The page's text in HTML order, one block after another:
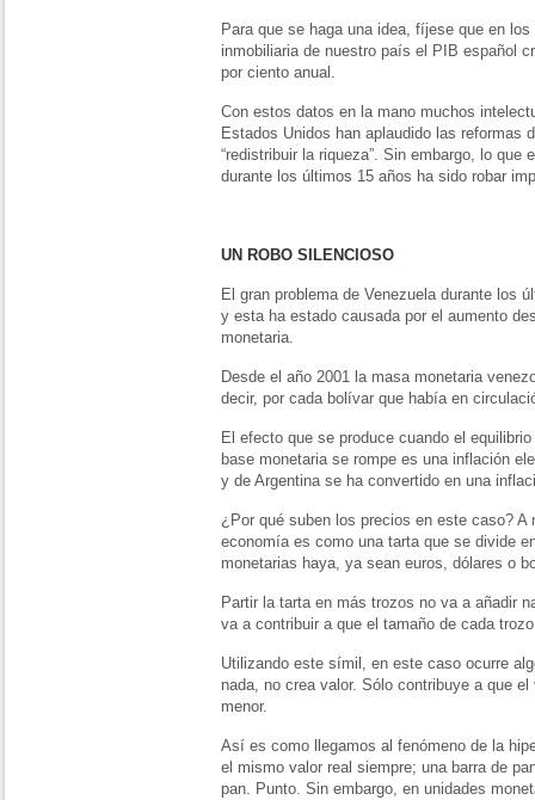
Para que se haga una idea, fíjese que en
inmobiliaria de nuestro país el PIB español
por ciento anual.
Con estos datos en la mano muchos
Estados Unidos han aplaudido las reformas
“redistribuir la riqueza”. Sin embargo, lo que
durante los últimos 15 años ha sido robar
UN ROBO SILENCIOSO
El gran problema de Venezuela durante los
y esta ha estado causada por el aumento
monetaria.
Desde el año 2001 la masa monetaria
decir, por cada bolívar que había en
El efecto que se produce cuando el
base monetaria se rompe es una inflación
y de Argentina se ha convertido en una
¿Por qué suben los precios en este caso? A
economía es como una tarta que se divide
monetarias haya, ya sean euros, dólares o
Partir la tarta en más trozos no va a añadir
va a contribuir a que el tamaño de cada
Utilizando este símil, en este caso ocurre
nada, no crea valor. Sólo contribuye a que
menor.
Así es como llegamos al fenómeno de la
el mismo valor real siempre; una barra de
pan. Punto. Sin embargo, en unidades